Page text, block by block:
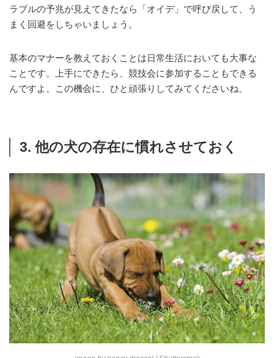
ラブルの予兆が見えてきたなら「オイデ」で呼び戻して、う
まく回避をしちゃいましょう。
基本のマナーを教えておくことは日常生活においても大事な
ことです。上手にできたら、競技会に参加することもできる
んですよ。この機会に、ひと頑張りしてみてくださいね。
3. 他の犬の存在に慣れさせておく